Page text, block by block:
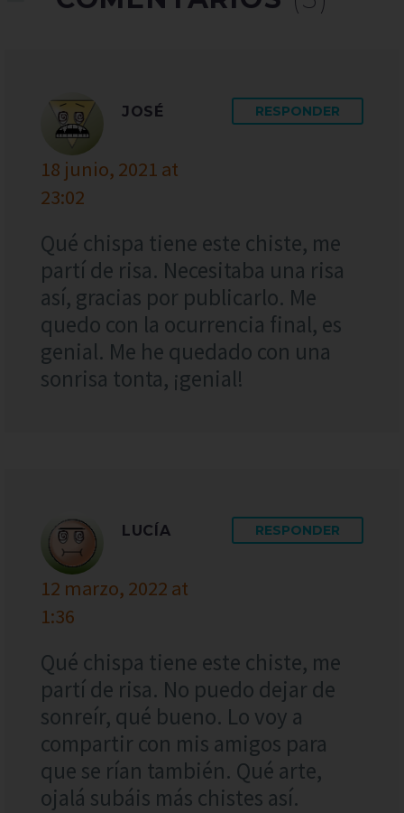
JOSÉ
18 junio, 2021 at
23:02
RESPONDER
Qué chispa tiene este chiste, me
partí de risa. Necesitaba una risa
así, gracias por publicarlo. Me
quedo con la ocurrencia final, es
genial. Me he quedado con una
sonrisa tonta, ¡genial!
LUCÍA
12 marzo, 2022 at
1:36
RESPONDER
Qué chispa tiene este chiste, me
partí de risa. No puedo dejar de
sonreír, qué bueno. Lo voy a
compartir con mis amigos para
que se rían también. Qué arte,
ojalá subáis más chistes así.